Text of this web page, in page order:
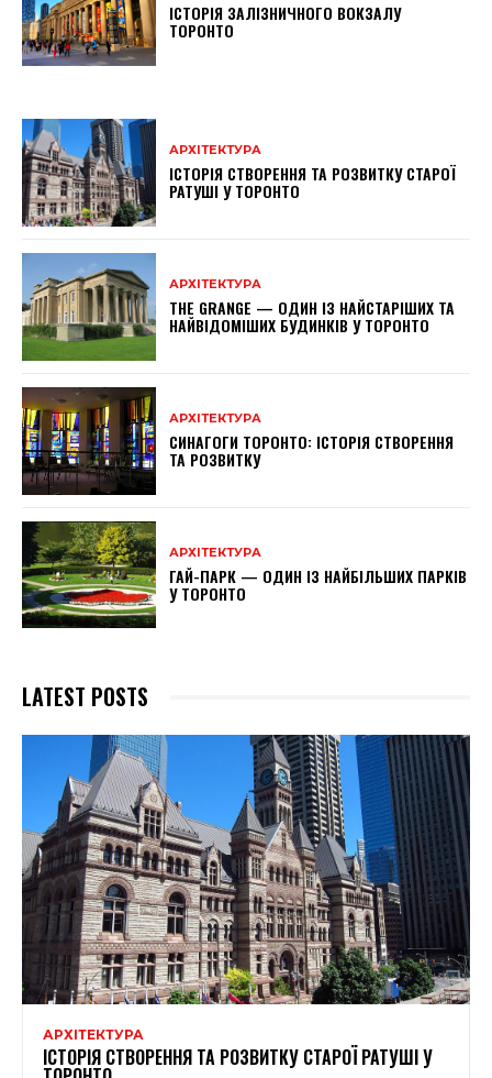
ІСТОРІЯ ЗАЛІЗНИЧНОГО ВОКЗАЛУ
ТОРОНТО
АРХІТЕКТУРА
ІСТОРІЯ СТВОРЕННЯ ТА РОЗВИТКУ СТАРОЇ
РАТУШІ У ТОРОНТО
АРХІТЕКТУРА
THE GRANGE — ОДИН ІЗ НАЙСТАРІШИХ ТА
НАЙВІДОМІШИХ БУДИНКІВ У ТОРОНТО
АРХІТЕКТУРА
СИНАГОГИ ТОРОНТО: ІСТОРІЯ СТВОРЕННЯ
ТА РОЗВИТКУ
АРХІТЕКТУРА
ГАЙ-ПАРК — ОДИН ІЗ НАЙБІЛЬШИХ ПАРКІВ
У ТОРОНТО
LATEST POSTS
АРХІТЕКТУРА
ІСТОРІЯ СТВОРЕННЯ ТА РОЗВИТКУ СТАРОЇ РАТУШІ У